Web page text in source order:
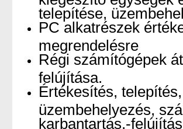
telepítése,
PC alkatrészek
megrendelésre
Régi számítógépek
felújítása.
Értékesítés, telepítés,
üzembehelyezés,
karbantartás,-felújítás